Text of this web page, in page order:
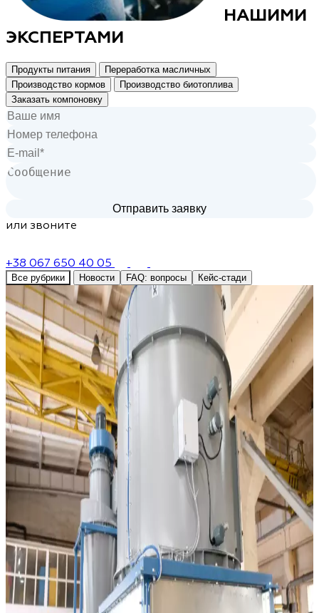
НАШИМИ
ЭКСПЕРТАМИ
Продукты питания
Переработка масличных
Производство кормов
Производство биотоплива
Заказать компоновку
или звоните
+38 067 650 40 05
Все рубрики Новости FAQ: вопросы Кейс-стади